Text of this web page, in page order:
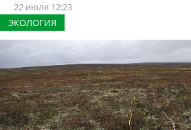
22 июля 12:23
ЭКОЛОГИЯ